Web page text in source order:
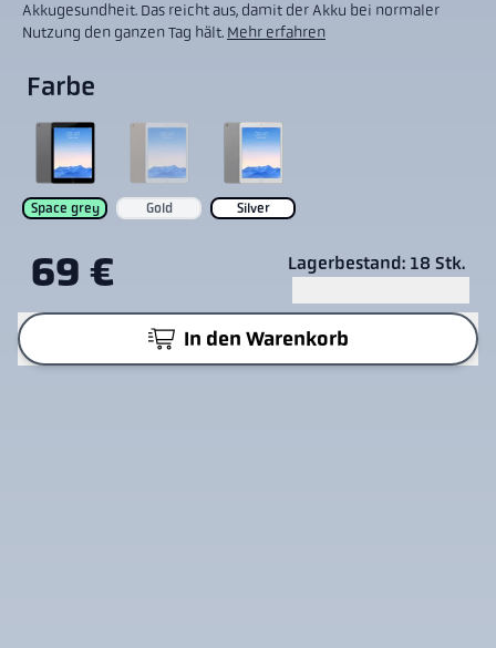
Akkugesundheit. Das reicht aus, damit der Akku bei normaler
Nutzung den ganzen Tag hält. Mehr erfahren
Farbe
Space grey Gold Silver
69 € Lagerbestand: 18 Stk.
In den Warenkorb